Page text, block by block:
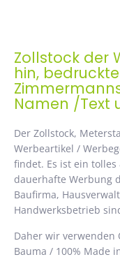
Zollstock der
hin,
Namen /Text
Der Zollstock,
Werbeartikel /
findet. Es ist ein
dauerhafte Werbung
Baufirma,
Handwerksbetrieb
Daher wir verwenden
Bauma / 100% Made